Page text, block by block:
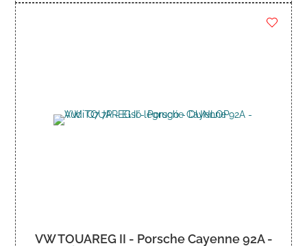
VW TOUAREG II - Porsche Cayenne 92A -